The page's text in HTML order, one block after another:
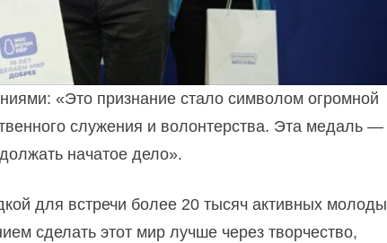
«Это признание стало символом огромной
служения и волонтерства. Эта медаль —
начатое дело».
для встречи более 20 тысяч активных
сделать этот мир лучше через творчество,